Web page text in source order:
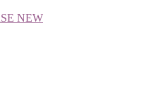
NEW